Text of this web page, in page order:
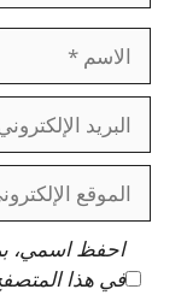
الإلكتروني
الإلكتروني
احفظ اسمي،
في هذا